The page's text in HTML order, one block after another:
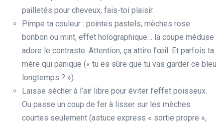
pailletés pour cheveux, fais-toi plaisir.
Pimpe ta couleur : pointes pastels, mèches rose
bonbon ou mint, effet holographique… la coupe méduse
adore le contraste. Attention, ça attire l’œil. Et parfois ta
mère qui panique (« tu es sûre que tu vas garder ce bleu
longtemps ? »).
Laisse sécher à l’air libre pour éviter l’effet poisseux.
Ou passe un coup de fer à lisser sur les mèches
courtes seulement (astuce express « sortie propre »,